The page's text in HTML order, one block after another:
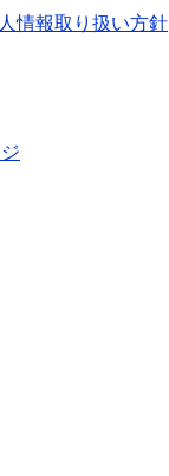
情報取り扱い方針